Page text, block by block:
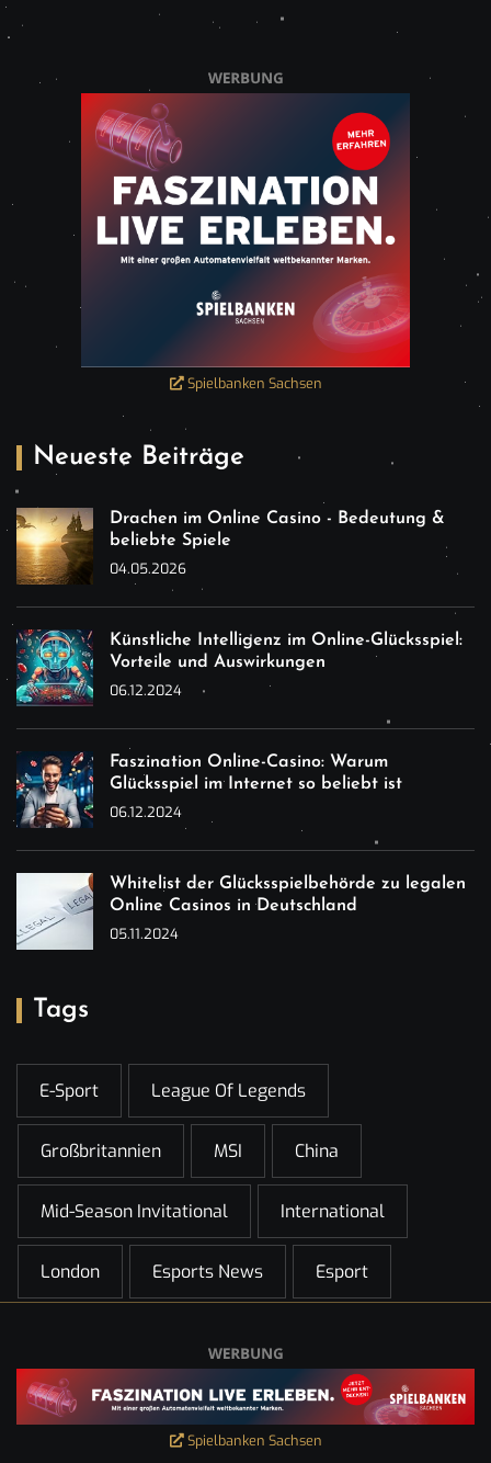
Spielbanken Sachsen
Neueste Beiträge
Drachen im Online Casino - Bedeutung &
beliebte Spiele
04.05.2026
Künstliche Intelligenz im Online-Glücksspiel:
Vorteile und Auswirkungen
06.12.2024
Faszination Online-Casino: Warum
Glücksspiel im Internet so beliebt ist
06.12.2024
Whitelist der Glücksspielbehörde zu legalen
Online Casinos in Deutschland
05.11.2024
Tags
E-Sport League Of Legends
Großbritannien MSI China
Mid-Season Invitational International
London Esports News Esport
Spielbanken Sachsen